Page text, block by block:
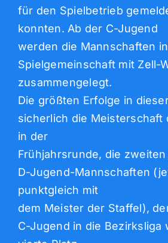
für den Spielbetrieb
konnten. Ab der C-Jugend
werden die Mannschaften
Spielgemeinschaft mit Zell-
zusammengelegt.
Die größten Erfolge in
sicherlich die Meisterschaft
in der
Frühjahrsrunde, die
D-Jugend-Mannschaften
punktgleich mit
dem Meister der Staffel),
C-Jugend in die Bezirksliga